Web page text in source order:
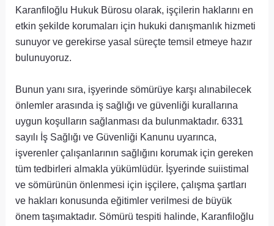
Karanfiloğlu Hukuk Bürosu olarak, işçilerin haklarını en
etkin şekilde korumaları için hukuki danışmanlık hizmeti
sunuyor ve gerekirse yasal süreçte temsil etmeye hazır
bulunuyoruz.
Bunun yanı sıra, işyerinde sömürüye karşı alınabilecek
önlemler arasında iş sağlığı ve güvenliği kurallarına
uygun koşulların sağlanması da bulunmaktadır. 6331
sayılı İş Sağlığı ve Güvenliği Kanunu uyarınca,
işverenler çalışanlarının sağlığını korumak için gereken
tüm tedbirleri almakla yükümlüdür. İşyerinde suiistimal
ve sömürünün önlenmesi için işçilere, çalışma şartları
ve hakları konusunda eğitimler verilmesi de büyük
önem taşımaktadır. Sömürü tespiti halinde, Karanfiloğlu